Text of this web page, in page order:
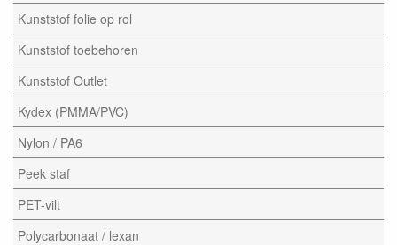
Kunststof folie op rol
Kunststof toebehoren
Kunststof Outlet
Kydex (PMMA/PVC)
Nylon / PA6
Peek staf
PET-vilt
Polycarbonaat / lexan